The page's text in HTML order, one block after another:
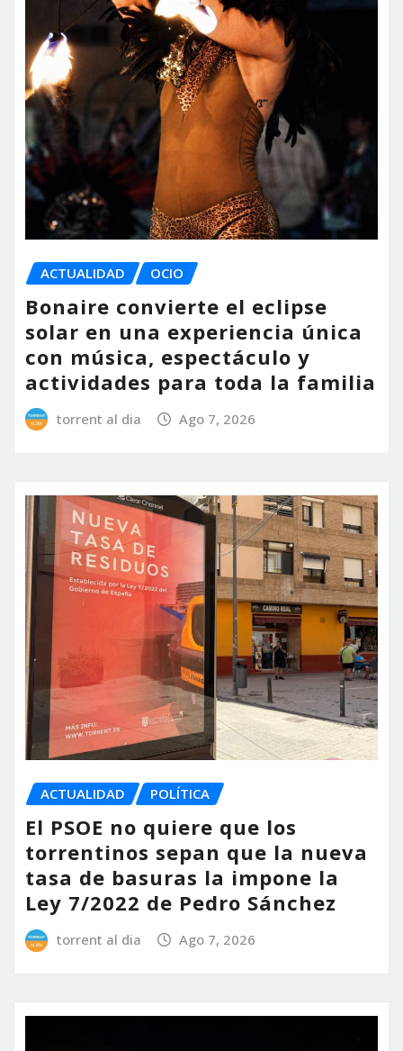
ACTUALIDAD OCIO
Bonaire convierte el eclipse
solar en una experiencia única
con música, espectáculo y
actividades para toda la familia
torrent al dia Ago 7, 2026
ACTUALIDAD POLÍTICA
El PSOE no quiere que los
torrentinos sepan que la nueva
tasa de basuras la impone la
Ley 7/2022 de Pedro Sánchez
torrent al dia Ago 7, 2026